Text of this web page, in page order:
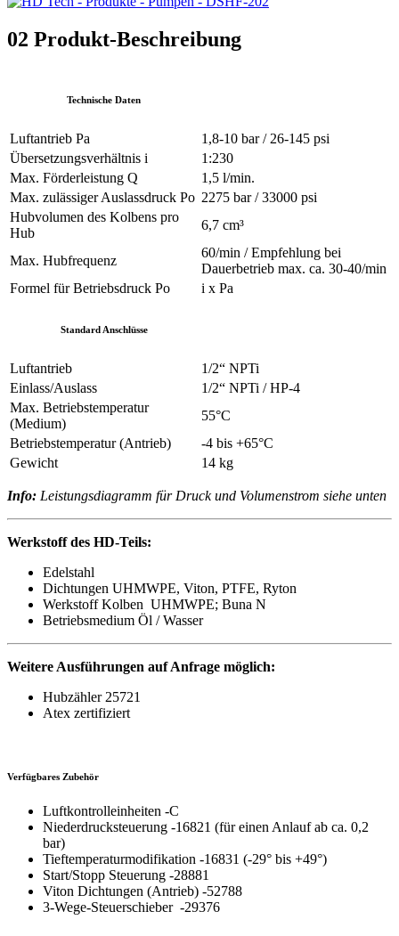
02 Produkt-Beschreibung
Technische Daten
Luftantrieb Pa
1,8-10 bar / 26-145 psi
Übersetzungsverhältnis i
1:230
Max. Förderleistung Q
1,5 l/min.
Max. zulässiger Auslassdruck Po 2275 bar / 33000 psi
Hubvolumen des Kolbens pro
Hub
6,7 cm³
Max. Hubfrequenz
60/min / Empfehlung bei
Dauerbetrieb max. ca. 30-40/min
Formel für Betriebsdruck Po
i x Pa
Standard Anschlüsse
Luftantrieb
1/2“ NPTi
Einlass/Auslass
1/2“ NPTi / HP-4
Max. Betriebstemperatur
(Medium)
55°C
Betriebstemperatur (Antrieb)
-4 bis +65°C
Gewicht
14 kg
Info: Leistungsdiagramm für Druck und Volumenstrom siehe unten
Werkstoff des HD-Teils:
Edelstahl
Dichtungen UHMWPE, Viton, PTFE, Ryton
Werkstoff Kolben UHMWPE; Buna N
Betriebsmedium Öl / Wasser
Weitere Ausführungen auf Anfrage möglich:
Hubzähler 25721
Atex zertifiziert
Verfügbares Zubehör
Luftkontrolleinheiten -C
Niederdrucksteuerung -16821 (für einen Anlauf ab ca. 0,2
bar)
Tieftemperaturmodifikation -16831 (-29° bis +49°)
Start/Stopp Steuerung -28881
Viton Dichtungen (Antrieb) -52788
3-Wege-Steuerschieber -29376